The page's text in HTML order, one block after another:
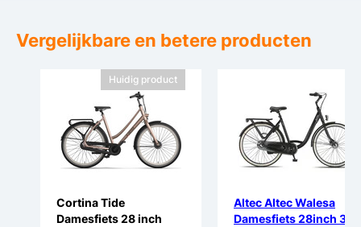
Vergelijkbare en betere producten
Huidig product
Cortina Tide
Damesfiets 28 inch
Altec Altec Walesa
Damesfiets 28inch 3v